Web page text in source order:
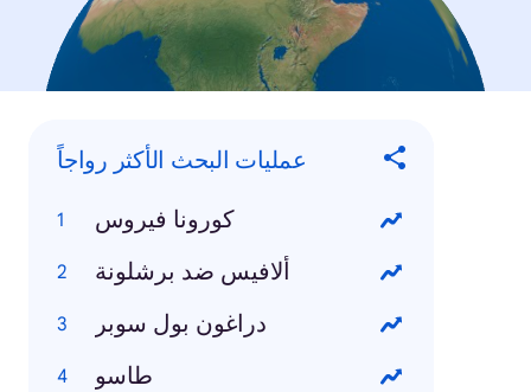
عمليات البحث الأكثر رواجاً
كورونا فيروس
ألافيس ضد برشلونة
دراغون بول سوبر
طاسو